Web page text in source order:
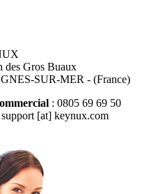
des Gros Buaux
SUR-MER - (France)
: 0805 69 69 50
support [at] keynux.com